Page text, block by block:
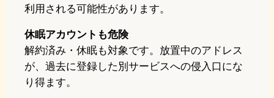
利用される可能性があります。
休眠アカウントも危険
解約済み・休眠も対象です。放置中のアドレス
が、過去に登録した別サービスへの侵入口にな
り得ます。